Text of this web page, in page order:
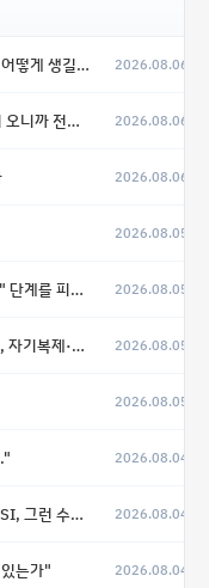
길 수 있는지 2026.08.06
지 모르겠다.” 2026.08.06
2026.08.06
2026.08.05
기를 바랄 뿐" 2026.08.05
상한이 없다는 것이 문제" 2026.08.05
2026.08.05
2026.08.04
음 분기에 온다" 2026.08.04
는가" 2026.08.04